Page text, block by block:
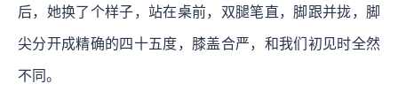
后，她换了个样子，站在桌前，双腿笔直，脚跟并拢，脚
尖分开成精确的四十五度，膝盖合严，和我们初见时全然
不同。